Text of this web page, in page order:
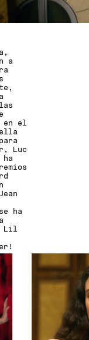
a
en el
Luc
ha
Lil